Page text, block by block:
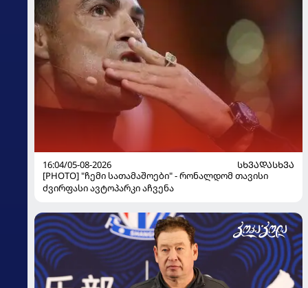
16:04/05-08-2026
ᲡᲮᲕᲐᲓᲐᲡᲮᲕᲐ
[PHOTO] "ჩემი სათამაშოები" - რონალდომ თავისი
ძვირფასი ავტოპარკი აჩვენა